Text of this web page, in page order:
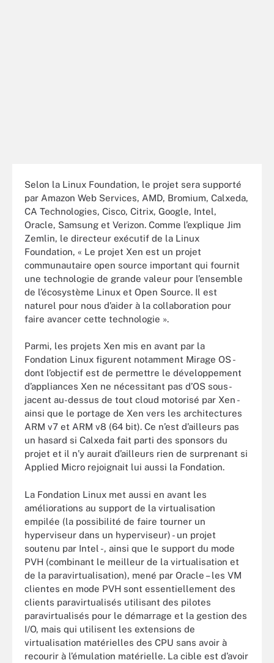
Selon la Linux Foundation, le projet sera supporté
par Amazon Web Services, AMD, Bromium, Calxeda,
CA Technologies, Cisco, Citrix, Google, Intel,
Oracle, Samsung et Verizon. Comme l’explique Jim
Zemlin, le directeur exécutif de la Linux
Foundation, « Le projet Xen est un projet
communautaire open source important qui fournit
une technologie de grande valeur pour l’ensemble
de l’écosystème Linux et Open Source. Il est
naturel pour nous d’aider à la collaboration pour
faire avancer cette technologie ».
Parmi, les projets Xen mis en avant par la
Fondation Linux figurent notamment Mirage OS -
dont l’objectif est de permettre le développement
d’appliances Xen ne nécessitant pas d’OS sous-
jacent au-dessus de tout cloud motorisé par Xen -
ainsi que le portage de Xen vers les architectures
ARM v7 et ARM v8 (64 bit). Ce n’est d’ailleurs pas
un hasard si Calxeda fait parti des sponsors du
projet et il n’y aurait d’ailleurs rien de surprenant si
Applied Micro rejoignait lui aussi la Fondation.
La Fondation Linux met aussi en avant les
améliorations au support de la virtualisation
empilée (la possibilité de faire tourner un
hyperviseur dans un hyperviseur) - un projet
soutenu par Intel -, ainsi que le support du mode
PVH (combinant le meilleur de la virtualisation et
de la paravirtualisation), mené par Oracle – les VM
clientes en mode PVH sont essentiellement des
clients paravirtualisés utilisant des pilotes
paravirtualisés pour le démarrage et la gestion des
I/O, mais qui utilisent les extensions de
virtualisation matérielles des CPU sans avoir à
recourir à l’émulation matérielle. La cible est d’avoir